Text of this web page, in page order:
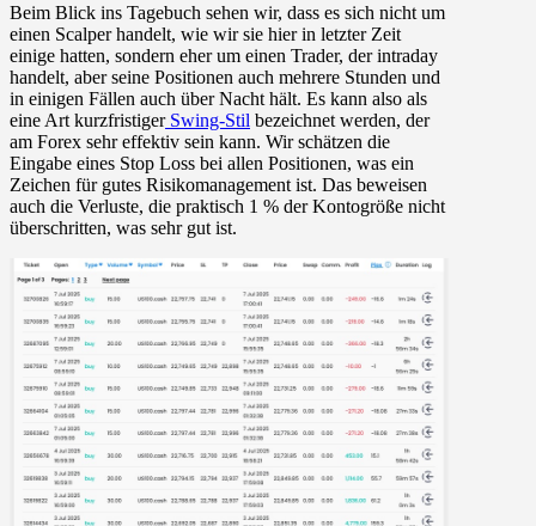
Beim Blick ins Tagebuch sehen wir, dass es sich nicht um
einen Scalper handelt, wie wir sie hier in letzter Zeit
einige hatten, sondern eher um einen Trader, der intraday
handelt, aber seine Positionen auch mehrere Stunden und
in einigen Fällen auch über Nacht hält. Es kann also als
eine Art kurzfristigerSwing-Stil bezeichnet werden, der
am Forex sehr effektiv sein kann. Wir schätzen die
Eingabe eines Stop Loss bei allen Positionen, was ein
Zeichen für gutes Risikomanagement ist. Das beweisen
auch die Verluste, die praktisch 1 % der Kontogröße nicht
überschritten, was sehr gut ist.